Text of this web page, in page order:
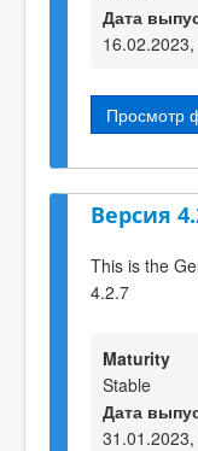
Дата
Просмотр
Версия
This is the
4.2.7
Maturity
Stable
Дата